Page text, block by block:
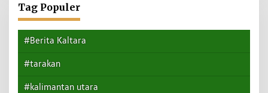
Tag Populer
#Berita Kaltara
#tarakan
#kalimantan utara